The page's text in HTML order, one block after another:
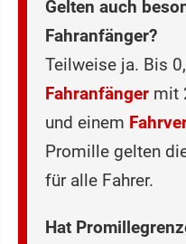
Gelten auch
Fahranfänger?
Teilweise ja. Bis
Fahranfänger mit
und einem
Promille gelten
für alle Fahrer.
Hat